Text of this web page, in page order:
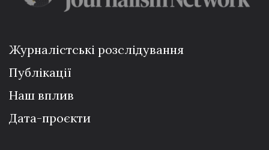
Журналістські розслідування
Публікації
Наш вплив
Дата-проєкти